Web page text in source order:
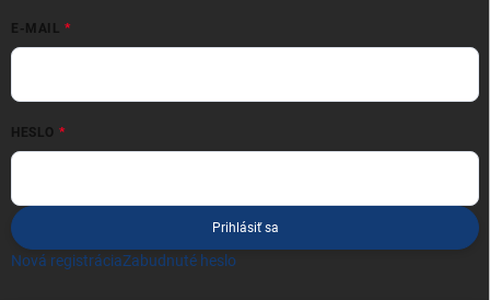
E-MAIL
HESLO
Prihlásiť sa
Nová registráciaZabudnuté heslo